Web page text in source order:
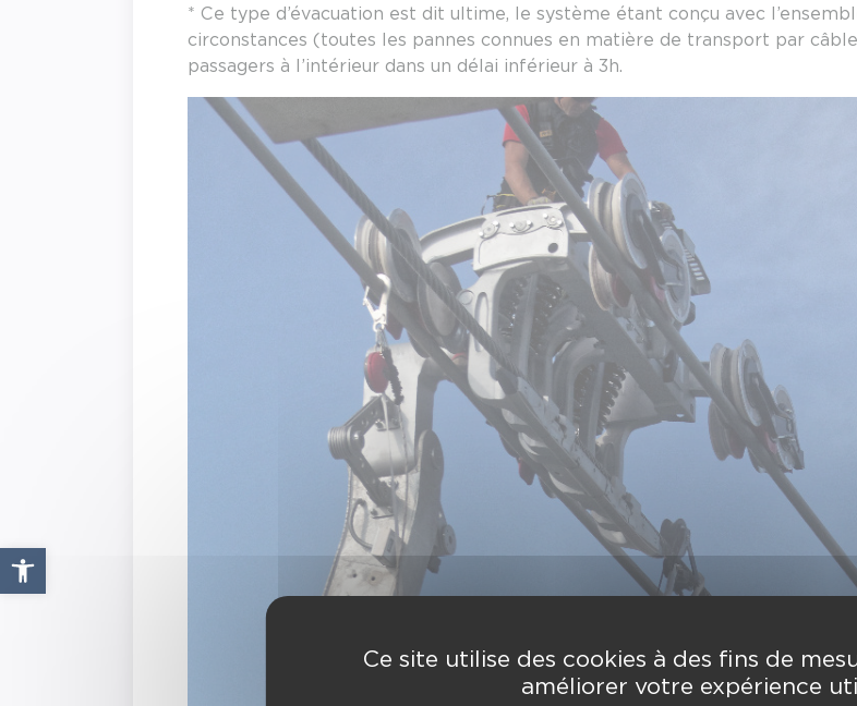
Ouvrir la barre d’outils
* Ce type d’évacuation est dit ultime, le système étant conçu avec
circonstances (toutes les pannes connues en matière de transport par
passagers à l’intérieur dans un délai inférieur à 3h.
Ce site utilise des cookies à des fins de
améliorer votre expérience